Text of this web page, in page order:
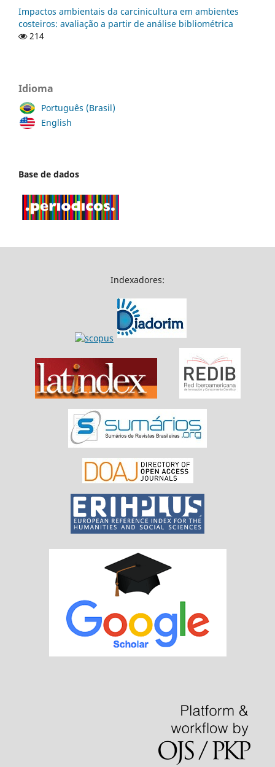
Impactos ambientais da carcinicultura em ambientes
costeiros: avaliação a partir de análise bibliométrica
214
Idioma
Português (Brasil)
English
Base de dados
Indexadores: